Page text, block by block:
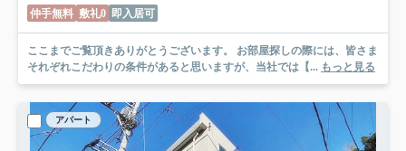
仲手無料 敷礼0 即入居可
ここまでご覧頂きありがとうございます。 お部屋探しの際には、皆さま
それぞれこだわりの条件があると思いますが、当社では【... もっと見る
アパート